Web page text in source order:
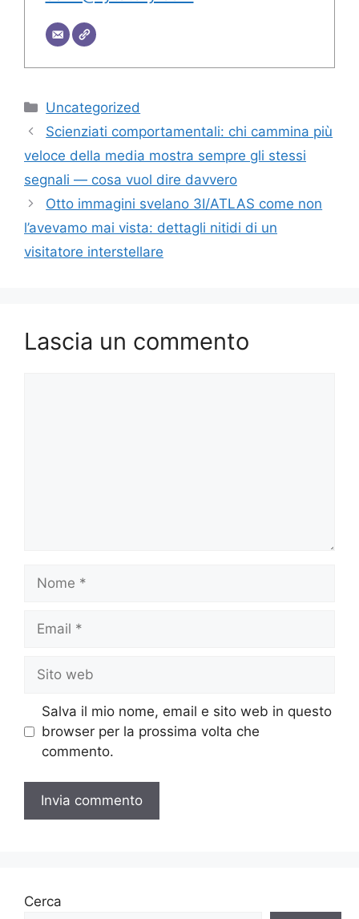
Categorie
Uncategorized
Scienziati comportamentali: chi cammina più
veloce della media mostra sempre gli stessi
segnali — cosa vuol dire davvero
Otto immagini svelano 3I/ATLAS come non
l’avevamo mai vista: dettagli nitidi di un
visitatore interstellare
Lascia un commento
web
Salva il mio nome, email e sito web in questo
browser per la prossima volta che
commento.
Cerca